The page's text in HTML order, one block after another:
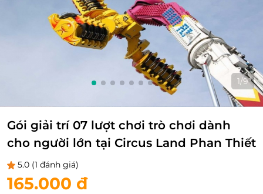
1/9
Gói giải trí 07 lượt chơi trò chơi dành
cho người lớn tại Circus Land Phan Thiết
5.0 (1 đánh giá)
165.000 đ